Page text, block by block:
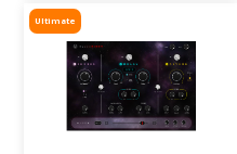
ウンドは世界を席巻しました。し
かし今、音楽は単なる音圧では
Ultimate